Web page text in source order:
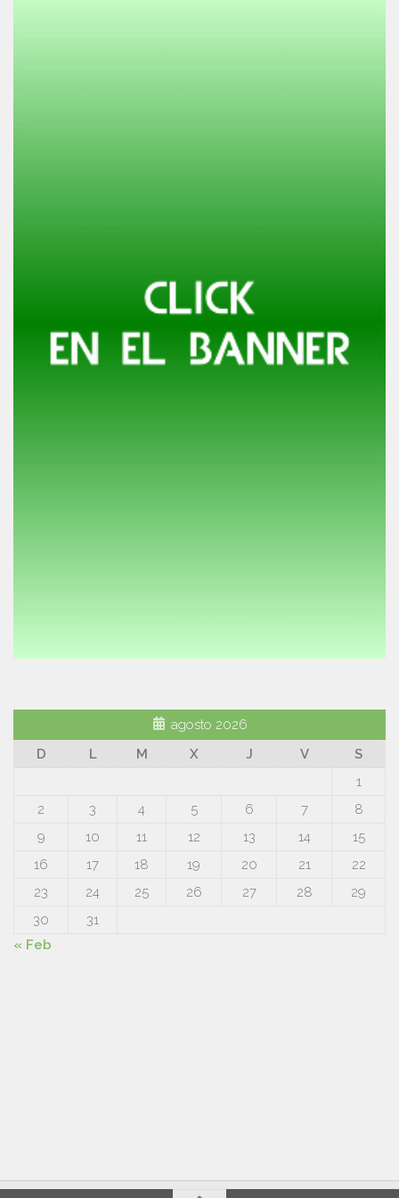
agosto 2026
D
L M X J V
S
1
2
3 4 5 6 7
8
9
10 11 12 13 14
15
16
17 18 19 20 21
22
23
24 25 26 27 28
29
30
31
« Feb